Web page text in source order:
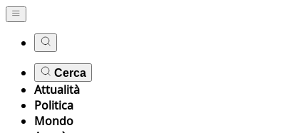
Cerca
Attualità
Politica
Mondo